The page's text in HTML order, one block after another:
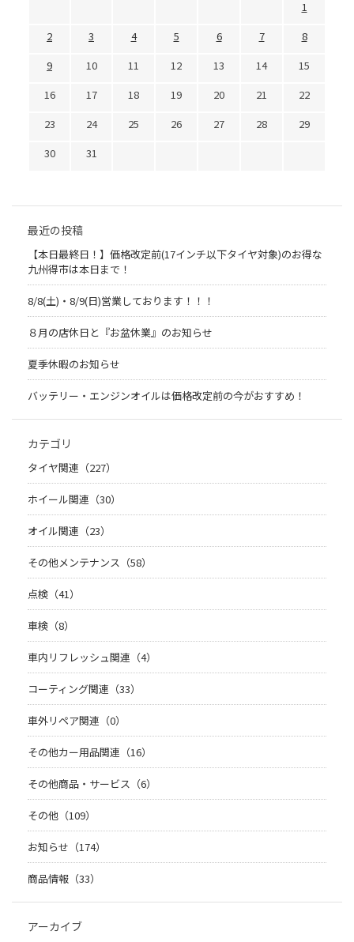
1
2
3 4 5 6 7
8
9
10 11 12 13 14
15
16
17 18 19 20 21
22
23
24 25 26 27 28
29
30
31
最近の投稿
【本日最終日！】価格改定前(17インチ以下タイヤ対象)のお得な
九州得市は本日まで！
8/8(土)・8/9(日)営業しております！！！
８月の店休日と『お盆休業』のお知らせ
夏季休暇のお知らせ
バッテリー・エンジンオイルは価格改定前の今がおすすめ！
カテゴリ
タイヤ関連（227）
ホイール関連（30）
オイル関連（23）
その他メンテナンス（58）
点検（41）
車検（8）
車内リフレッシュ関連（4）
コーティング関連（33）
車外リペア関連（0）
その他カー用品関連（16）
その他商品・サービス（6）
その他（109）
お知らせ（174）
商品情報（33）
アーカイブ